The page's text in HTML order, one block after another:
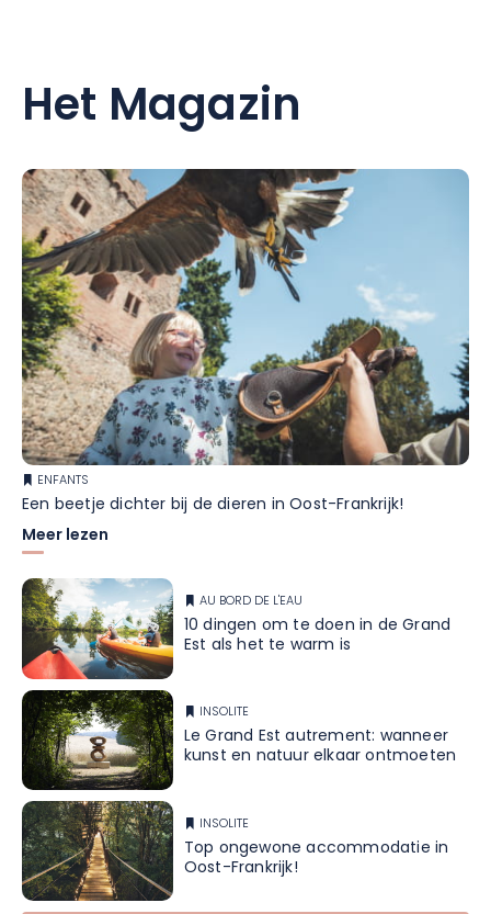
Het Magazin
ENFANTS
Een beetje dichter bij de dieren in Oost-Frankrijk!
Meer lezen
AU BORD DE L'EAU
10 dingen om te doen in de Grand
Est als het te warm is
INSOLITE
Le Grand Est autrement: wanneer
kunst en natuur elkaar ontmoeten
INSOLITE
Top ongewone accommodatie in
Oost-Frankrijk!